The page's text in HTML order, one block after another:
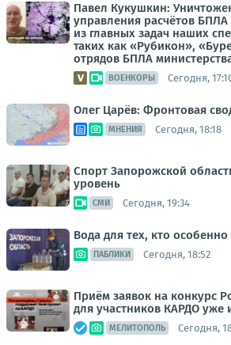
Павел Кукушкин:
управления расчётов
из главных задач наших
таких как «Рубикон»,
отрядов БПЛА
ВОЕНКОРЫ Сегодня,
Олег Царёв: Фронтовая
МНЕНИЯ Сегодня, 18:18
Спорт Запорожской
уровень
СМИ Сегодня, 19:34
Вода для тех, кто особенно
ПАБЛИКИ Сегодня, 18:52
Приём заявок на конкурс
для участников КАРДО
МЕЛИТОПОЛЬ Сегодня,